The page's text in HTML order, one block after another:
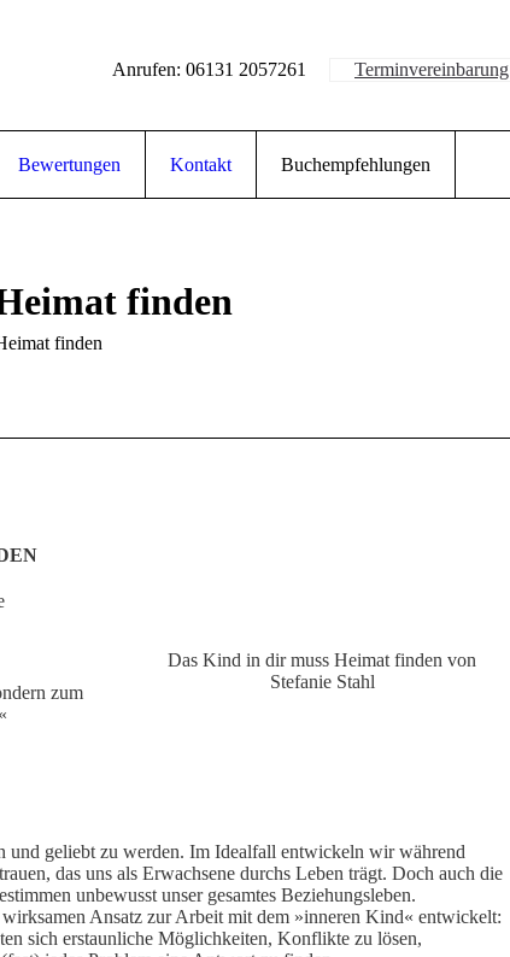
Anrufen: 06131 2057261 Terminvereinbarung
Bewertungen Kontakt Buchempfehlungen
finden
finden
Das Kind in dir muss Heimat finden von
Stefanie Stahl
zum
und geliebt zu werden. Im Idealfall entwickeln wir während
das uns als Erwachsene durchs Leben trägt. Doch auch die
unbewusst unser gesamtes Beziehungsleben.
Ansatz zur Arbeit mit dem »inneren Kind« entwickelt:
sich erstaunliche Möglichkeiten, Konflikte zu lösen,